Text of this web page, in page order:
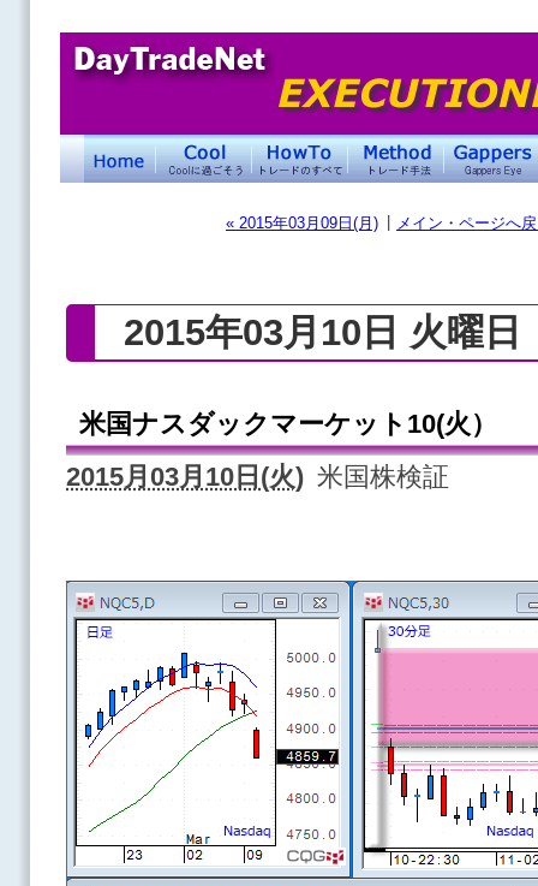
« 2015年03月09日(月) メイン・ページへ
2015年03月10日 火曜日
米国ナスダックマーケット10(火）
2015月03月10日(火) 米国株検証